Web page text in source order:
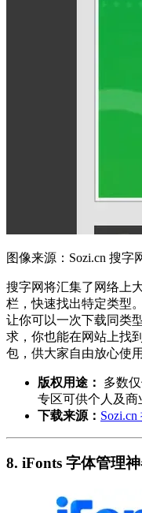
图像来源：Sozi.cn 搜字
搜字网将汇集了网络上
栏，快速找出特定类型
让你可以一次下载同类
求，你也能在网站上找
包，供大家自由放心使用
版权用途：
多数
专区可供个人及商
下载来源： Sozi.cn
8. iFonts 字体管理